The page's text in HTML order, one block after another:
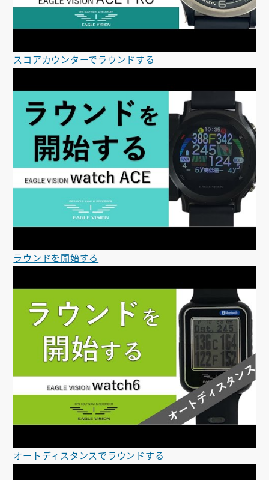
スコアカウンターでラウンドする
ラウンドを開始する
オートディスタンスでラウンドする